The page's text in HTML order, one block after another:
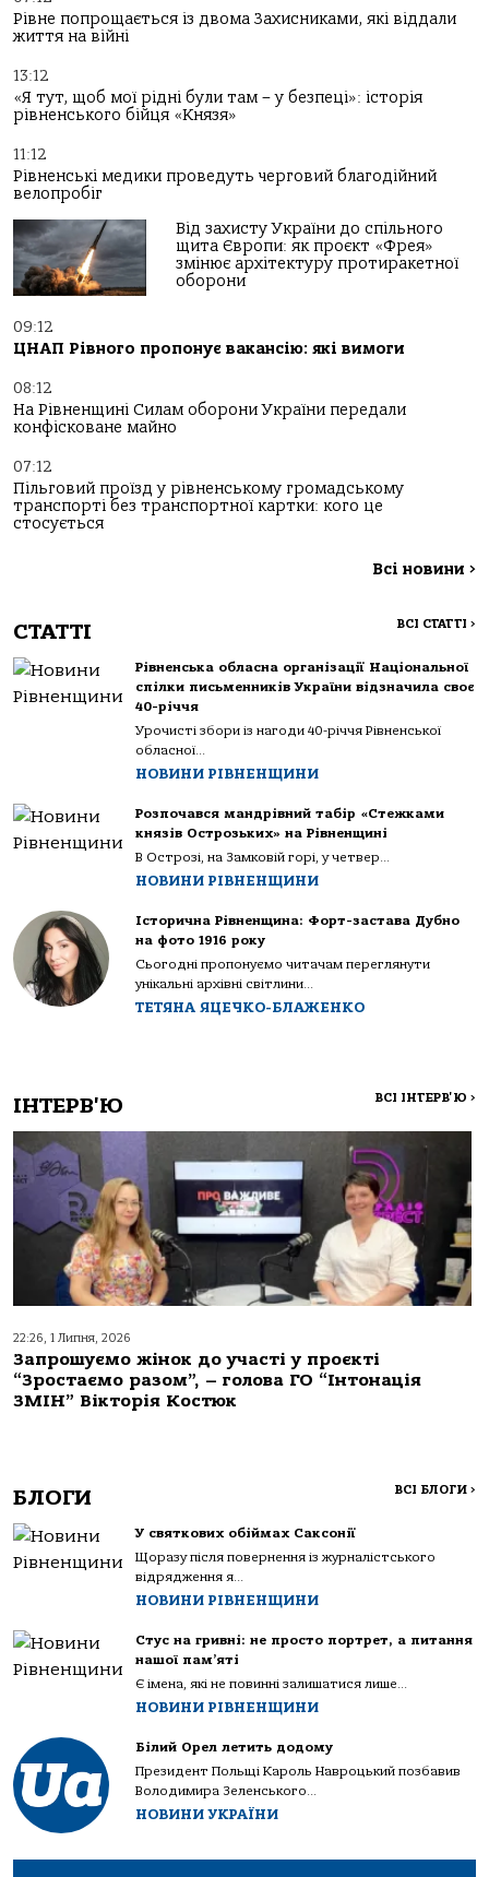
Рівне попрощається із двома Захисниками, які віддали
життя на війні
13:12
«Я тут, щоб мої рідні були там – у безпеці»: історія
рівненського бійця «Князя»
11:12
Рівненські медики проведуть черговий благодійний
велопробіг
Від захисту України до спільного
щита Європи: як проєкт «Фрея»
змінює архітектуру протиракетної
оборони
09:12
ЦНАП Рівного пропонує вакансію: які вимоги
08:12
На Рівненщині Силам оборони України передали
конфісковане майно
07:12
Пільговий проїзд у рівненському громадському
транспорті без транспортної картки: кого це
стосується
Всі новини >
СТАТТІ ВСІ СТАТТІ >
Рівненська обласна організації Національної
спілки письменників України відзначила своє
40-річчя
Урочисті збори із нагоди 40-річчя Рівненської
обласної...
НОВИНИ РІВНЕНЩИНИ
Розпочався мандрівний табір «Стежками
князів Острозьких» на Рівненщині
В Острозі, на Замковій горі, у четвер...
НОВИНИ РІВНЕНЩИНИ
Історична Рівненщина: Форт-застава Дубно
на фото 1916 року
Сьогодні пропонуємо читачам переглянути
унікальні архівні світлини...
ТЕТЯНА ЯЦЕЧКО-БЛАЖЕНКО
ІНТЕРВ'Ю ВСІ ІНТЕРВ'Ю >
22:26, 1 Липня, 2026
Запрошуємо жінок до участі у проєкті
“Зростаємо разом”, – голова ГО “Інтонація
ЗМІН” Вікторія Костюк
БЛОГИ ВСІ БЛОГИ >
У святкових обіймах Саксонії
Щоразу після повернення із журналістського
відрядження я...
НОВИНИ РІВНЕНЩИНИ
Стус на гривні: не просто портрет, а питання
нашої пам’яті
Є імена, які не повинні залишатися лише...
НОВИНИ РІВНЕНЩИНИ
Білий Орел летить додому
Президент Польщі Кароль Навроцький позбавив
Володимира Зеленського...
НОВИНИ УКРАЇНИ